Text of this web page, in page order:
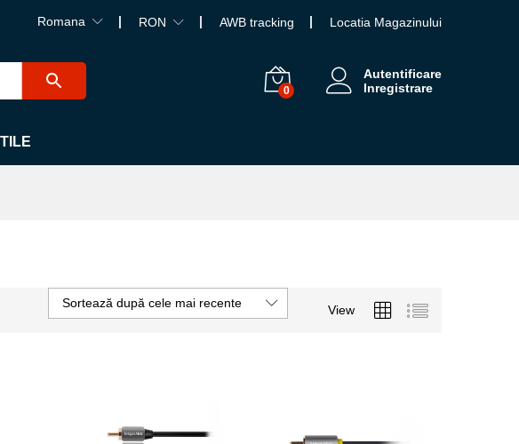
Romana RON AWB tracking Locatia Magazinului
0
Autentificare
Inregistrare
View
Sortează după cele mai recente